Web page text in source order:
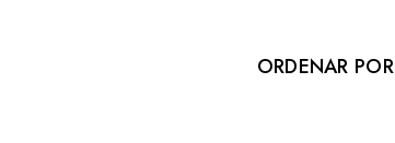
ORDENAR POR